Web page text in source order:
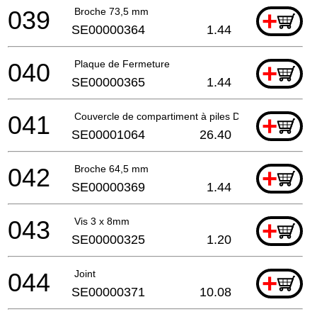
Broche 73,5 mm +
039 SE00000364 1.44
Plaque de Fermeture +
040 SE00000365 1.44
Couvercle de compartiment à piles DMR108N
+
041 SE00001064 26.40
Broche 64,5 mm +
042 SE00000369 1.44
Vis 3 x 8mm +
043 SE00000325 1.20
Joint +
044 SE00000371 10.08